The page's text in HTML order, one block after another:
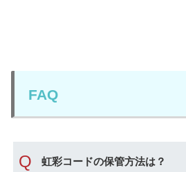
FAQ
Q 虹彩コードの保管方法は？